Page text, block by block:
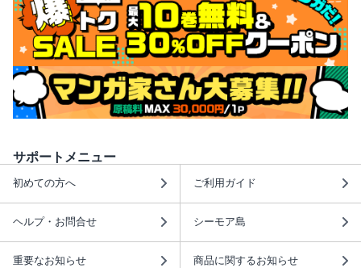
サポートメニュー
初めての方へ ご利用ガイド
ヘルプ・お問合せ シーモア島
重要なお知らせ 商品に関するお知らせ